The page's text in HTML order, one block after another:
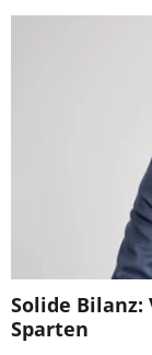
Solide Bilanz:
Sparten